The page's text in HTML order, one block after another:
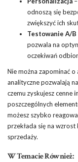
odnoszą się
zwiększyć ich
Testowanie A/B
pozwala na
oczekiwań
Nie można zapominać
analityczne pozwalają
czemu zyskujesz cenne
poszczególnych
możesz szybko
przekłada się na
sprzedaży.
W Temacie Również: